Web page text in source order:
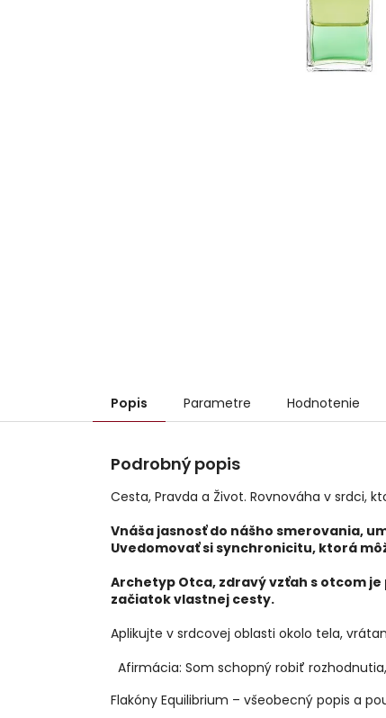
Popis Parametre Hodnotenie
Podrobný popis
Cesta, Pravda a Život. Rovnováha v srdci,
Vnáša jasnosť do nášho smerovania,
Uvedomovať si synchronicitu, ktorá
Archetyp Otca, zdravý vzťah s otcom
začiatok vlastnej cesty.
Aplikujte v srdcovej oblasti okolo tela,
Afirmácia: Som schopný robiť
Flakóny Equilibrium – všeobecný popis a